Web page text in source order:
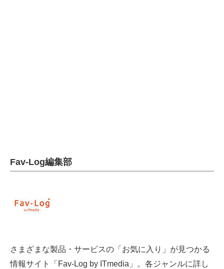
Fav-Log編集部
さまざまな製品・サービスの「お気に入り」が見つかる
情報サイト「Fav-Log by ITmedia」。各ジャンルに詳し